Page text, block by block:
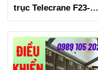
trục Telecrane F23-BB
S